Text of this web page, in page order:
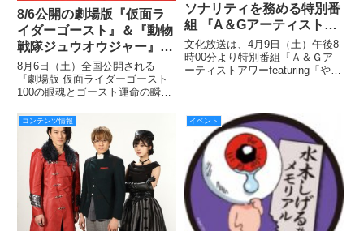
8/6公開の劇場版『仮面ラ
イダーゴースト』＆『動物
戦隊ジュウオウジャー』製
作発表会見にヒーローたち
が集結！2016年も熱い夏
になること間違いなし!!
8月6日（土）全国公開される
『劇場版 仮面ライダーゴースト
100の眼魂とゴースト運命の瞬
ウジャー ドキドキサーカスパニ
ック！』の製作発表会見が、6月
8日（水）東京国際フォーラムに
て行われました。
ソナリティを務める特別番
組 『A＆Gアーティストア
ワーfeaturing「やなぎな
ぎ」「i☆Ris」』 4月9日
（土）午後8時スタート
文化放送は、4月9日（土）午後8
時00分より特別番組『Ａ＆Ｇア
ーティストアワーfeaturing「やな
コンテンツ情報 イベント